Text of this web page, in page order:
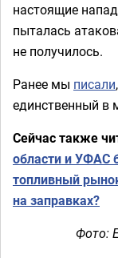
настоящие
пыталась
не получилось.
Ранее мы писали
единственный в
Сейчас также
области и УФАС
топливный
на заправках?
Фото: